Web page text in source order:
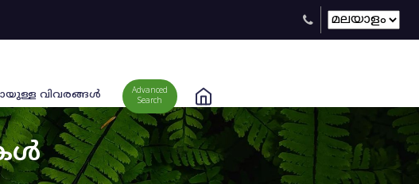
വിവരങ്ങള്‍
Advanced
Search